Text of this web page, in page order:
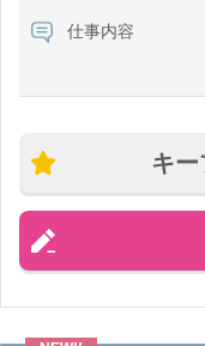
仕事内容
キー